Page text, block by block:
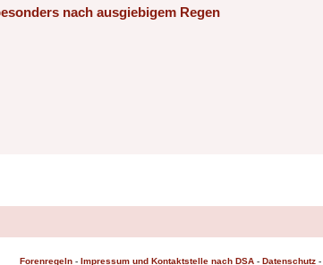
nach ausgiebigem Regen
Forenregeln - Impressum und Kontaktstelle nach DSA - Datenschutz -